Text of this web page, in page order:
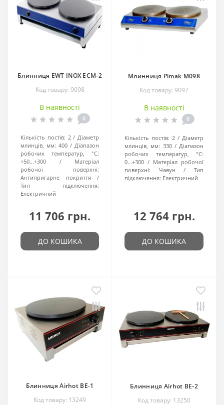
Блинниця EWT INOX ECM-2
Код товару: 9098
В наявності
0
Кількість постів: 2
Діаметр
млинців, мм: 400
Діапазон
робочих температур, °C:
+50...+300
Матеріал
робочої поверхні:
Антипригарне покриття
Тип підключення:
Електричний
11 706 грн.
ДО КОШИКА
Млинниця Pimak M098
Код товару: 9097
В наявності
0
Кількість постів: 2
Діаметр
млинців, мм: 330
Діапазон
робочих температур, °C:
0...+300
Матеріал робочої
поверхні:
Чавун
Тип
підключення: Електричний
12 764 грн.
ДО КОШИКА
Блинниця Airhot BE-1
Код товару: 13249
Блинниця Airhot BE-2
Код товару: 13250